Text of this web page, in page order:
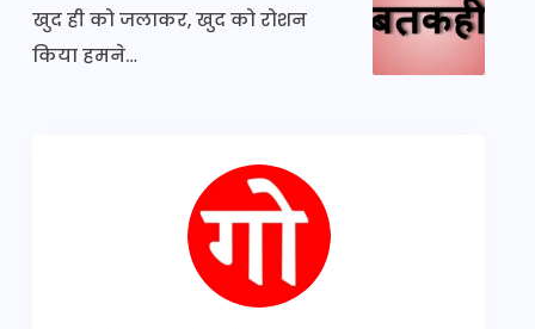
खुद ही को जलाकर, खुद को रोशन
किया हमने…